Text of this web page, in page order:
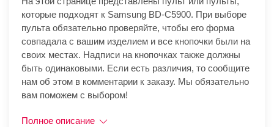
которые подходят к Samsung BD-C5900. При выборе
пульта обязательно проверяйте, чтобы его форма
совпадала с вашим изделием и все кнопочки были на
своих местах. Надписи на кнопочках также должны
быть одинаковыми. Если есть различия, то сообщите
нам об этом в комментарии к заказу. Мы обязательно
вам поможем с выбором!
Полное описание